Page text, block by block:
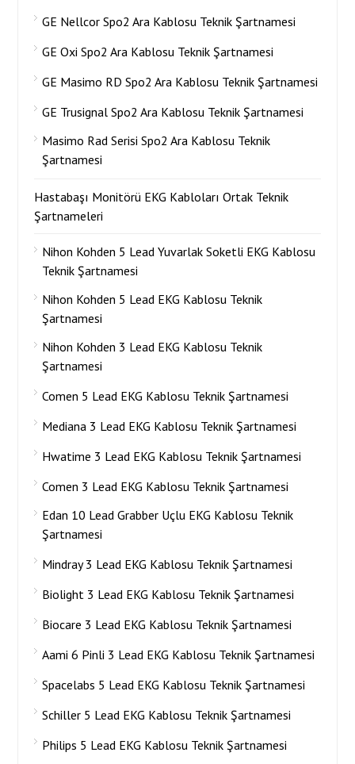
GE Nellcor Spo2 Ara Kablosu Teknik Şartnamesi
GE Oxi Spo2 Ara Kablosu Teknik Şartnamesi
GE Masimo RD Spo2 Ara Kablosu Teknik Şartnamesi
GE Trusignal Spo2 Ara Kablosu Teknik Şartnamesi
Masimo Rad Serisi Spo2 Ara Kablosu Teknik
Şartnamesi
Hastabaşı Monitörü EKG Kabloları Ortak Teknik
Şartnameleri
Nihon Kohden 5 Lead Yuvarlak Soketli EKG Kablosu
Teknik Şartnamesi
Nihon Kohden 5 Lead EKG Kablosu Teknik
Şartnamesi
Nihon Kohden 3 Lead EKG Kablosu Teknik
Şartnamesi
Comen 5 Lead EKG Kablosu Teknik Şartnamesi
Mediana 3 Lead EKG Kablosu Teknik Şartnamesi
Hwatime 3 Lead EKG Kablosu Teknik Şartnamesi
Comen 3 Lead EKG Kablosu Teknik Şartnamesi
Edan 10 Lead Grabber Uçlu EKG Kablosu Teknik
Şartnamesi
Mindray 3 Lead EKG Kablosu Teknik Şartnamesi
Biolight 3 Lead EKG Kablosu Teknik Şartnamesi
Biocare 3 Lead EKG Kablosu Teknik Şartnamesi
Aami 6 Pinli 3 Lead EKG Kablosu Teknik Şartnamesi
Spacelabs 5 Lead EKG Kablosu Teknik Şartnamesi
Schiller 5 Lead EKG Kablosu Teknik Şartnamesi
Philips 5 Lead EKG Kablosu Teknik Şartnamesi